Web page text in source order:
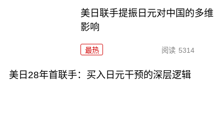
美日联手提振日元对中国的多维
影响
最热 阅读 5314
美日28年首联手：买入日元干预的深层逻辑